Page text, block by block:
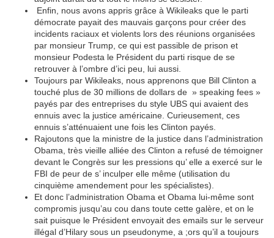
Enfin, nous avons appris grâce à Wikileaks que le parti
démocrate payait des mauvais garçons pour créer des
incidents raciaux et violents lors des réunions organisées
par monsieur Trump, ce qui est passible de prison et
monsieur Podesta le Président du parti risque de se
retrouver à l’ombre d’ici peu, lui aussi.
Toujours par Wikileaks, nous apprenons que Bill Clinton a
touché plus de 30 millions de dollars de » speaking fees »
payés par des entreprises du style UBS qui avaient des
ennuis avec la justice américaine. Curieusement, ces
ennuis s’atténuaient une fois les Clinton payés.
Rajoutons que la ministre de la justice dans l’administration
Obama, très vieille alliée des Clinton a refusé de témoigner
devant le Congrès sur les pressions qu’ elle a exercé sur le
FBI de peur de s’ inculper elle même (utilisation du
cinquième amendement pour les spécialistes).
Et donc l’administration Obama et Obama lui-même sont
compromis jusqu’au cou dans toute cette galère, et on le
sait puisque le Président envoyait des emails sur le serveur
illégal d’Hilary sous un pseudonyme, a ;ors qu’il a toujours